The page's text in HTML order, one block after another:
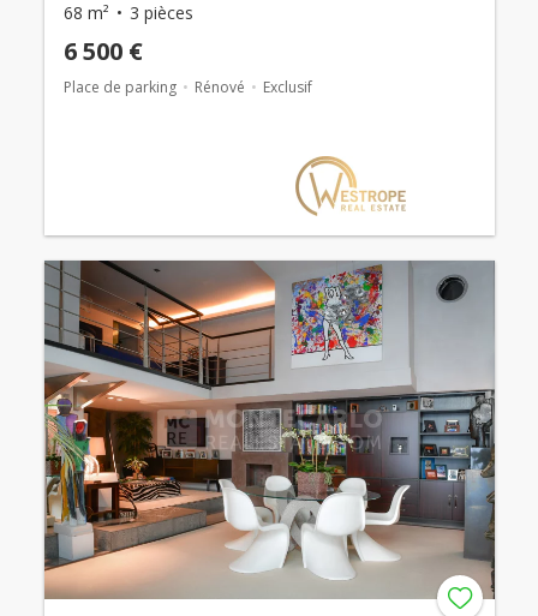
68 m² 3 pièces
6 500 €
Place de parking Rénové Exclusif